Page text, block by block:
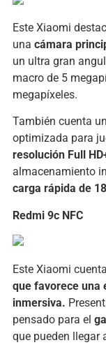
Este Xiaomi
una cámara
un ultra gran
macro de 5
megapíxeles.
También cuenta
optimizada para
resolución Full
almacenamiento
carga rápida de
Redmi 9c NFC
Este Xiaomi
que favorece una
inmersiva.
pensado para el
que pueden llegar